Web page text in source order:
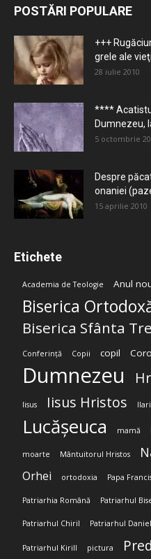
POSTĂRI POPULARE
+++
grele ale
28 iulie 2010
****
Dumnezeu,
5 octombrie
Despre
onaniei
15 aprilie 2010
Etichete
Academia de Teologie Anul
Biserica
Biserica Sfânta
Conferință Copii copil
Dumnezeu
Iisus Iisus Hristos
Lucășeuca mamă
moarte Mântuitorul Hristos
Orhei ortodoxia Papa
Patriarhia Română Patriarhul
Patriarhul Chiril Patriarhul Daniel
Patriarhul Kirill pictura